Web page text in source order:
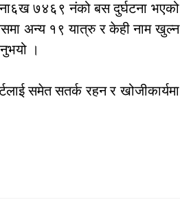
७४६९ नंको बस दुर्घटना भएको
अन्य १९ यात्रु र केही नाम खुल्न
।
समेत सतर्क रहन र खोजीकार्यमा